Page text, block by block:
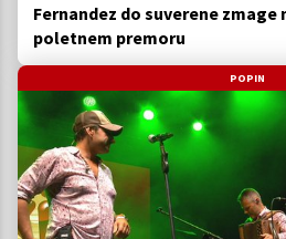
Fernandez do suverene zmage
poletnem premoru
POPIN